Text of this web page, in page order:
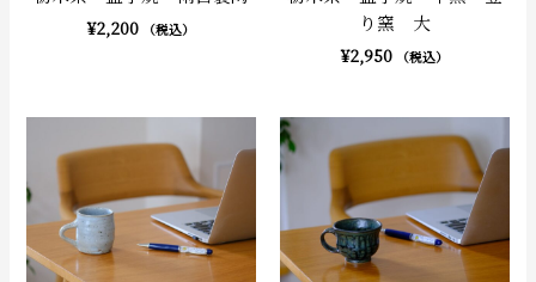
¥2,200 （税込）
り窯 大
¥2,950 （税込）